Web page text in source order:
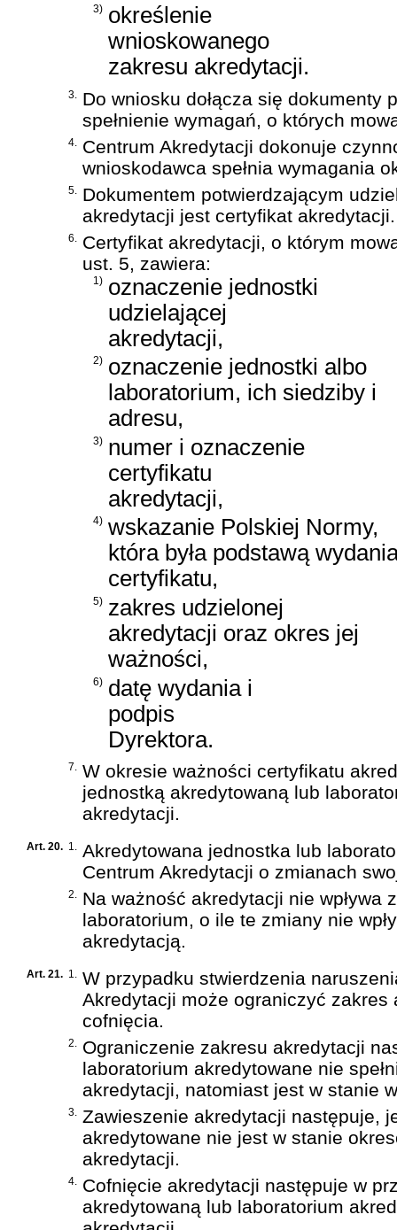
3) określenie
wnioskowanego
zakresu akredytacji.
3.
Do wniosku dołącza się dokumenty
spełnienie wymagań, o których
4.
Centrum Akredytacji dokonuje
wnioskodawca spełnia wymagania
5.
Dokumentem potwierdzającym
akredytacji jest certyfikat akredytacji.
6.
Certyfikat akredytacji, o którym
ust. 5, zawiera:
1) oznaczenie jednostki
udzielającej
akredytacji,
2) oznaczenie jednostki albo
laboratorium, ich siedziby i
adresu,
3) numer i oznaczenie
certyfikatu
akredytacji,
4) wskazanie Polskiej Normy,
która była podstawą
certyfikatu,
5) zakres udzielonej
akredytacji oraz okres jej
ważności,
6) datę wydania i
podpis
Dyrektora.
7. W okresie ważności certyfikatu
jednostką akredytowaną lub
akredytacji.
Art. 20. 1. Akredytowana jednostka lub
Centrum Akredytacji o zmianach
2. Na ważność akredytacji nie
laboratorium, o ile te zmiany nie
akredytacją.
Art. 21. 1. W przypadku stwierdzenia
Akredytacji może ograniczyć
cofnięcia.
2. Ograniczenie zakresu akredytacji
laboratorium akredytowane nie
akredytacji, natomiast jest w stanie
3. Zawieszenie akredytacji następuje,
akredytowane nie jest w stanie
akredytacji.
4. Cofnięcie akredytacji następuje w
akredytowaną lub laboratorium